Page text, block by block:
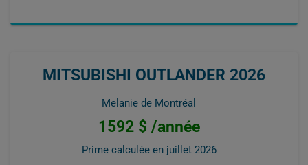
MITSUBISHI OUTLANDER 2026
Melanie de Montréal
1592 $ /année
Prime calculée en juillet 2026